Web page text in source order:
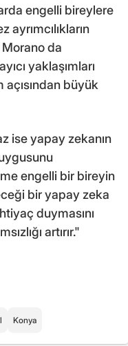
engelli bireylere
da
yaklaşımları
büyük
ise yapay zekanın
engelli bir bireyin
bir yapay zeka
duymasını
artırır."
Konya